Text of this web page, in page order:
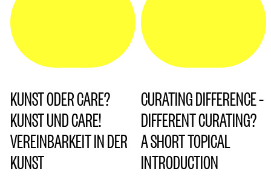
KUNST ODER CARE?
KUNST UND CARE!
VEREINBARKEIT IN DER
KUNST
CURATING DIFFERENCE –
DIFFERENT CURATING?
A SHORT TOPICAL
INTRODUCTION